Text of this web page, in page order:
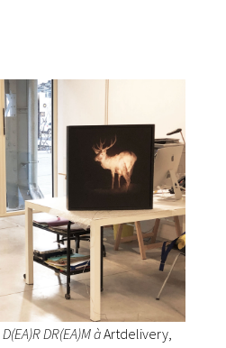
D(EA)R DR(EA)M àArtdelivery,